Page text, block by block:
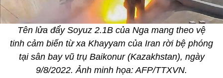
Tên lửa đẩy Soyuz 2.1B của Nga mang theo vệ
tinh cảm biến từ xa Khayyam của Iran rời bệ phóng
tại sân bay vũ trụ Baikonur (Kazakhstan), ngày
9/8/2022. Ảnh minh họa: AFP/TTXVN.